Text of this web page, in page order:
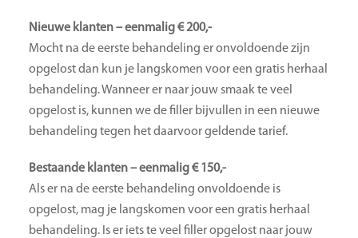
Nieuwe klanten – eenmalig € 200,-
Mocht na de eerste behandeling er onvoldoende zijn
opgelost dan kun je langskomen voor een gratis herhaal
behandeling. Wanneer er naar jouw smaak te veel
opgelost is, kunnen we de filler bijvullen in een nieuwe
behandeling tegen het daarvoor geldende tarief.
Bestaande klanten – eenmalig € 150,-
Als er na de eerste behandeling onvoldoende is
opgelost, mag je langskomen voor een gratis herhaal
behandeling. Is er iets te veel filler opgelost naar jouw